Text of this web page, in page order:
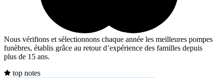
Nous vérifions et sélectionnons chaque année les meilleures pompes
funèbres, établis grâce au retour d’expérience des familles depuis
plus de 15 ans.
top notes